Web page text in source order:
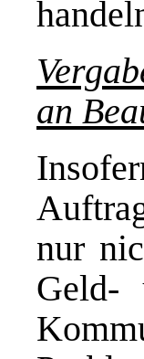
an
nur
Geld-